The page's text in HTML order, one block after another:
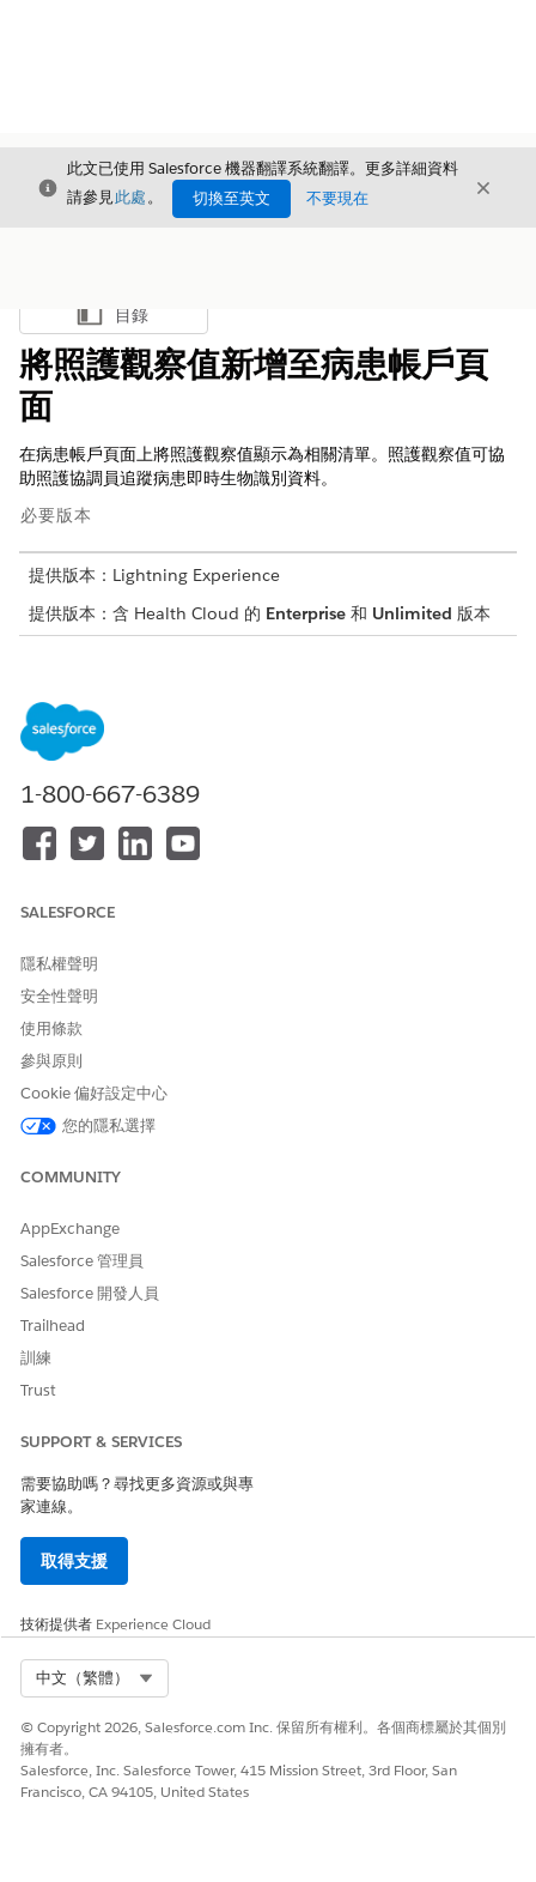
結束
此文已使用 Salesforce 機器翻譯系統翻譯。更多詳細資料
請參見此處。 切換至英文 不要現在 結束
顯示目錄
目錄
將照護觀察值新增至病患帳戶頁
面
在病患帳戶頁面上將照護觀察值顯示為相關清單。照護觀察值可協
助照護協調員追蹤病患即時生物識別資料。
必要版本
提供版本：Lightning Experience
提供版本：含 Health Cloud 的 Enterprise 和 Unlimited 版本
修改版面配置：
進入「帳戶」的物件管理設定,前往「
選取您要顯示照護觀察值之病患帳戶頁面的版面配置。
將「照護觀察值」從調色盤拖曳至「相關清單」區段,然後按一
下「儲存
」。如果系統提示您覆寫使用者的相關清單自訂,請按
請儲存您的變更。
1-800-667-6389
SALESFORCE
隱私權聲明
安全性聲明
使用條款
參與原則
Cookie 偏好設定中心
您的隱私選擇
COMMUNITY
AppExchange
Salesforce 管理員
Salesforce 開發人員
Trailhead
訓練
Trust
SUPPORT & SERVICES
需要協助嗎？尋找更多資源或與專
家連線。
取得支援
技術提供者 Experience Cloud
中文（繁體）
© Copyright 2026, Salesforce.com Inc. 保留所有權利。各個商標屬於其個別
擁有者。
Salesforce, Inc. Salesforce Tower, 415 Mission Street, 3rd Floor, San
Francisco, CA 94105, United States